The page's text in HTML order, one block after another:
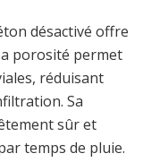
désactivé offre
porosité permet
réduisant
Sa
sûr et
temps de pluie.